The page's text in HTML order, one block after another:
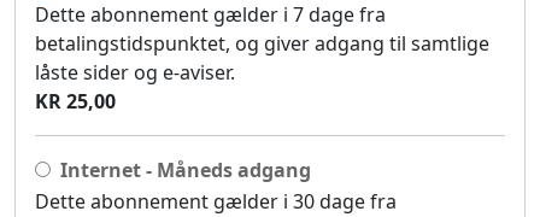
Dette abonnement gælder i 7 dage fra
betalingstidspunktet, og giver adgang til samtlige
låste sider og e-aviser.
KR 25,00
Internet - Måneds adgang
Dette abonnement gælder i 30 dage fra